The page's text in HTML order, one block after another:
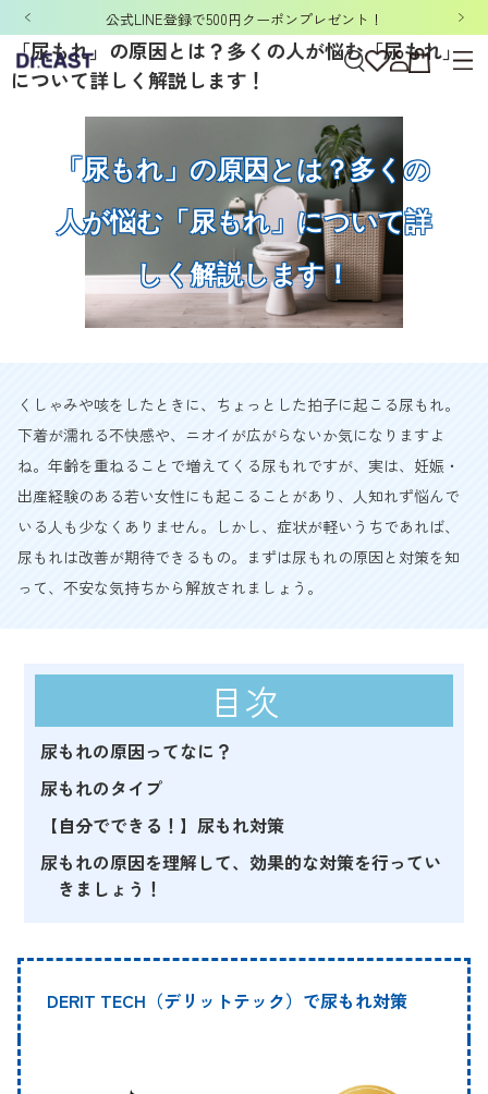
「洗濯ネット&ポーチ」ノベルティキャンペーン開催中！
「尿もれ」の原因とは？多くの人が悩む「尿もれ」
について詳しく解説します！
「尿もれ」の原因とは？多くの
人が悩む「尿もれ」について詳
しく解説します！
くしゃみや咳をしたときに、ちょっとした拍子に起こる尿もれ。
下着が濡れる不快感や、ニオイが広がらないか気になりますよ
ね。年齢を重ねることで増えてくる尿もれですが、実は、妊娠・
出産経験のある若い女性にも起こることがあり、人知れず悩んで
いる人も少なくありません。しかし、症状が軽いうちであれば、
尿もれは改善が期待できるもの。まずは尿もれの原因と対策を知
って、不安な気持ちから解放されましょう。
目次
尿もれの原因ってなに？
尿もれのタイプ
【自分でできる！】尿もれ対策
尿もれの原因を理解して、効果的な対策を行ってい
きましょう！
DERIT TECH（デリットテック）で尿もれ対策